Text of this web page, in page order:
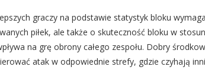
graczy na podstawie statystyk bloku
piłek, ale także o skuteczność bloku w
na grę obrony całego zespołu. Dobry
atak w odpowiednie strefy, gdzie czyhają